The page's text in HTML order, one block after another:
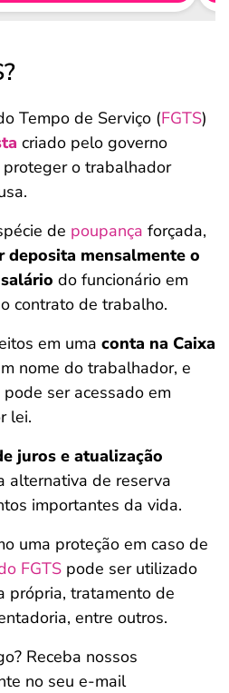
Tempo de Serviço (FGTS)
criado pelo governo
o trabalhador
de poupança forçada,
deposita mensalmente o
do funcionário em
contrato de trabalho.
em uma conta na Caixa
nome do trabalhador, e
ser acessado em
lei.
juros e atualização
alternativa de reserva
importantes da vida.
uma proteção em caso de
FGTS pode ser utilizado
própria, tratamento de
entre outros.
Receba nossos
no seu e-mail